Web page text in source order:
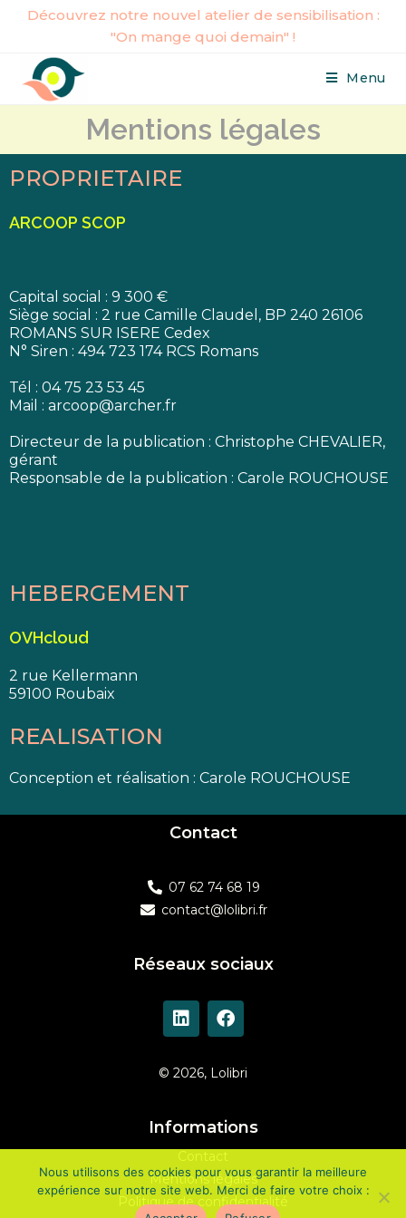
Découvrez notre nouvel atelier de sensibilisation :
"On mange quoi demain" !
Menu
Mentions légales
PROPRIETAIRE
ARCOOP SCOP
Capital social : 9 300 €
Siège social : 2 rue Camille Claudel, BP 240 26106
ROMANS SUR ISERE Cedex
N° Siren : 494 723 174 RCS Romans
Tél : 04 75 23 53 45
Mail : arcoop@archer.fr
Directeur de la publication : Christophe CHEVALIER,
gérant
Responsable de la publication : Carole ROUCHOUSE
HEBERGEMENT
OVHcloud
2 rue Kellermann
59100 Roubaix
REALISATION
Conception et réalisation : Carole ROUCHOUSE
Contact
07 62 74 68 19
contact@lolibri.fr
Réseaux sociaux
© 2026, Lolibri
Informations
Contact
Mentions légales
Politique de confidentialité
Nous utilisons des cookies pour vous garantir la meilleure
expérience sur notre site web. Merci de faire votre choix :